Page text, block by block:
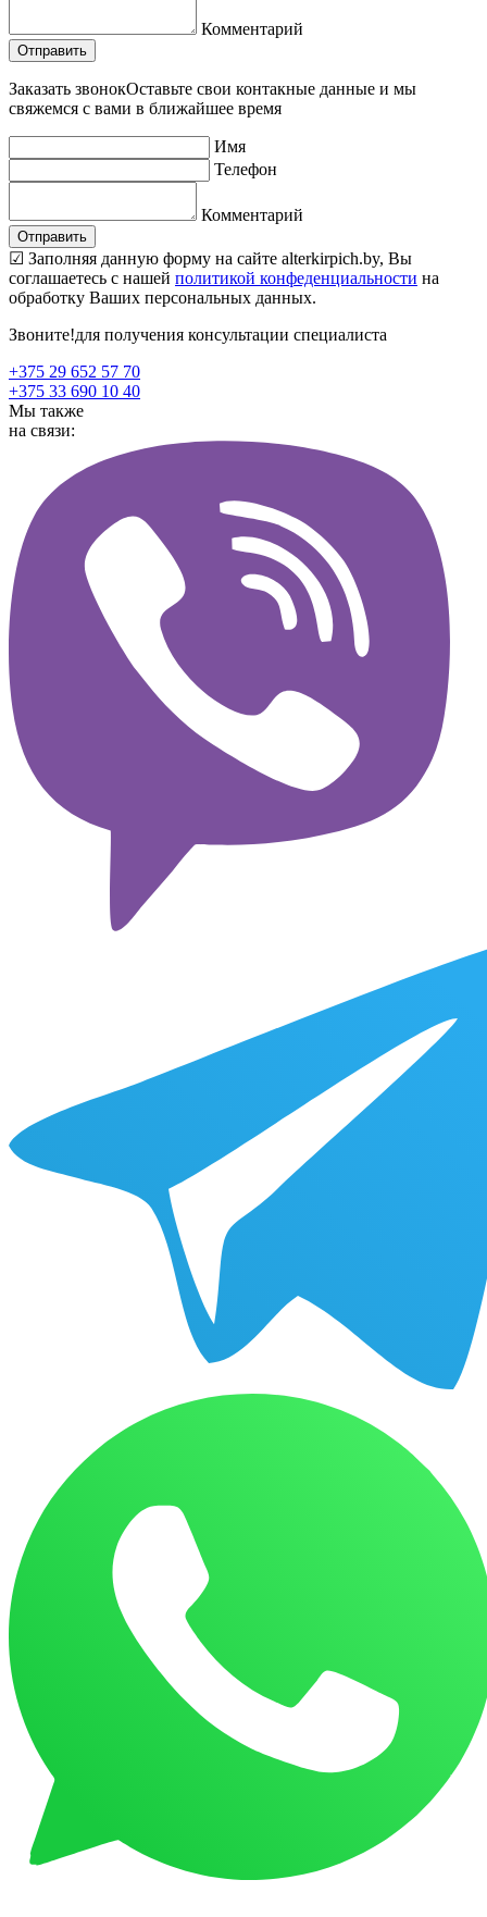
Комментарий
Заказать звонокОставьте свои контакные данные и мы
свяжемся с вами в ближайшее время
Имя
Телефон
Комментарий
☑ Заполняя данную форму на сайте alterkirpich.by, Вы
соглашаетесь с нашей политикой конфеденциальности на
обработку Ваших персональных данных.
Звоните!для получения консультации специалиста
+375 29 652 57 70
+375 33 690 10 40
Мы также
на связи: